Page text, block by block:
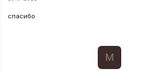
спасибо
M